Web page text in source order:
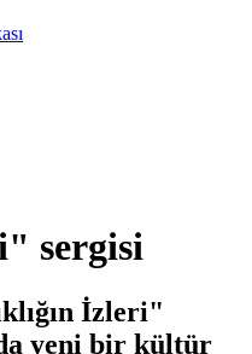
sergisi
İzleri"
yeni bir kültür